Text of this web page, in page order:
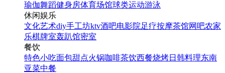
瑜伽舞蹈健身房体育场馆球类运动游泳
休闲娱乐
文化艺术diy手工坊ktv酒吧电影院足疗按摩茶馆网吧农家
乐棋牌室轰趴馆密室
餐饮
特色小吃面包甜点火锅咖啡茶饮西餐烧烤日韩料理东南
亚菜中餐